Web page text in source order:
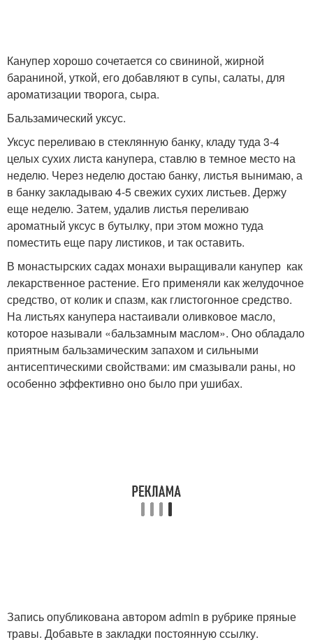
Канупер хорошо сочетается со свининой, жирной
бараниной, уткой, его добавляют в супы, салаты, для
ароматизации творога, сыра.
Бальзамический уксус.
Уксус переливаю в стеклянную банку, кладу туда 3-4
целых сухих листа канупера, ставлю в темное место на
неделю. Через неделю достаю банку, листья вынимаю, а
в банку закладываю 4-5 свежих сухих листьев. Держу
еще неделю. Затем, удалив листья переливаю
ароматный уксус в бутылку, при этом можно туда
поместить еще пару листиков, и так оставить.
В монастырских садах монахи выращивали канупер как
лекарственное растение. Его применяли как желудочное
средство, от колик и спазм, как глистогонное средство.
На листьях канупера настаивали оливковое масло,
которое называли «бальзамным маслом». Оно обладало
приятным бальзамическим запахом и сильными
антисептическими свойствами: им смазывали раны, но
особенно эффективно оно было при ушибах.
Запись опубликована автором admin в рубрике пряные
травы. Добавьте в закладки постоянную ссылку.